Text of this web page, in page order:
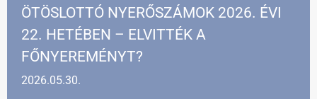
2026.05.30.
ÖTÖSLOTTÓ NYERŐSZÁMOK 2026. ÉVI
22. HETÉBEN – ELVITTÉK A
FŐNYEREMÉNYT?